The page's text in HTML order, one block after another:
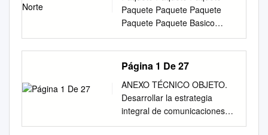
Paquete Paquete Paquete
Paquete Paquete Basico
Premium Internac. Adultos
XTIME HD Musicales PPV
●210‐Guatevision ●325‐NBC
Sports ●1661‐History 2 HD
Nacionales Variados ●211‐
Senal Colombia ●330‐
EuroSport Peliculas
Educativos Pay Per View
Página 1 De 27
ANEXO TÉCNICO OBJETO.
Desarrollar la estrategia
integral de comunicaciones
del ICFES, la cual incluye, sin